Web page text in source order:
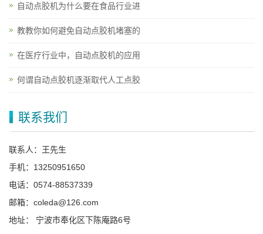
自动点胶机为什么要在食品行业进
教教你如何避免自动点胶机堵塞的
在医疗行业中，自动点胶机的应用
何谓自动点胶机逐渐取代人工点胶
联系我们
联系人：王先生
手机：13250951650
电话：0574-88537339
邮箱：coleda@126.com
地址： 宁波市奉化区下陈庵路6号